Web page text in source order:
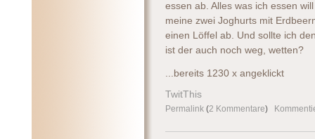
essen ab. Alles was ich essen
meine zwei Joghurts mit
einen Löffel ab. Und sollte ich
ist der auch noch weg, wetten?
...bereits 1230 x angeklickt
TwitThis
Permalink (2 Kommentare)